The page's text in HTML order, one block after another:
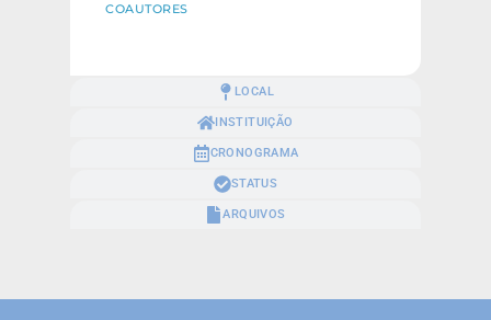
LOCAL
INSTITUIÇÃO
CRONOGRAMA
STATUS
ARQUIVOS
COAUTORES